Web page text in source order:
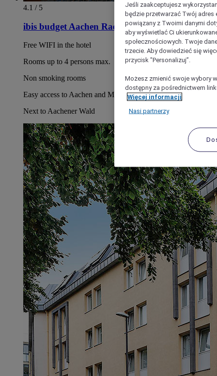
4.1 / 5
ibis budget Aachen Raeren Grenze
Free WIFI in the hotel
Rooms up to 4 persons max.
Non smoking rooms
Easy access to Aachen and Maastricht
Next to Aachener Wald
Jeśli zaakceptujesz
będzie przetwarzać Twój adres
powiązany z Twoimi danymi
aby wyświetlać Ci
społecznościowych. Twoje
trzecie. Aby dowiedzieć się
przycisk "Personalizuj”.
Możesz zmienić swoje wybory
dostępny za pośrednictwem
Więcej informacji
Nasi partnerzy